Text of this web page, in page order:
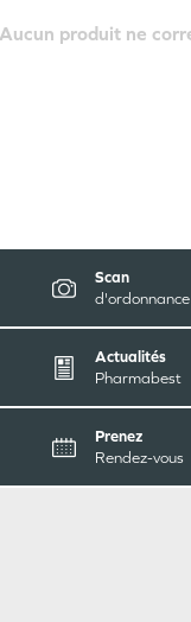
Aucun produit ne
Scan
d'ordonnance
Actualités
Pharmabest
Prenez
Rendez-vous